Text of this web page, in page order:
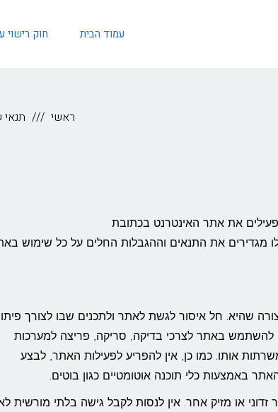
עמוד הבית חוק רישוי
ראשי
את אתר האינטרנט בכתובת
מגדירים את התנאים וההגבלות החלים על כל שימוש
שהיא. חל איסור לגשת לאתר ולתכנים שבו לצורך
להשתמש באתר לצרכי בדיקה, סריקה, פריצה למערכות
אותו. כמו כן, אין להפריע לפעילות האתר, לבצע
באמצעות כלי תוכנה אוטומטיים כגון בוטים.
זדוני או מזיק אחר. אין לנסות לקבל גישה בלתי מורשית